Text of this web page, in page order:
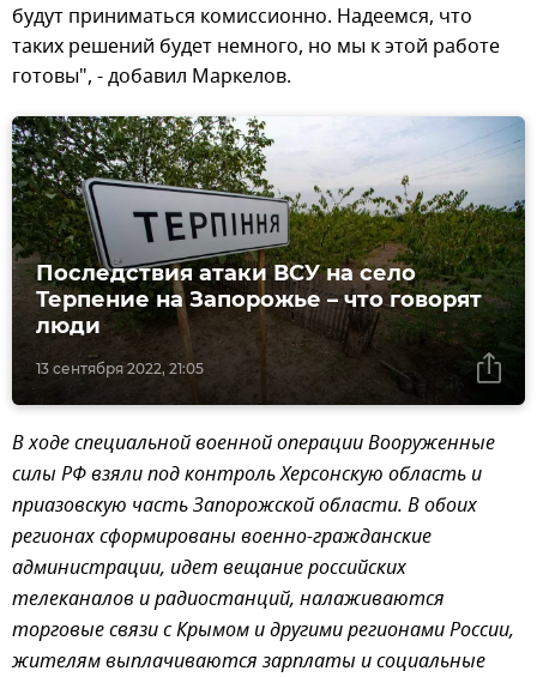
будут приниматься комиссионно. Надеемся, что
таких решений будет немного, но мы к этой работе
готовы", - добавил Маркелов.
13 сентября 2022, 21:05
Последствия атаки ВСУ на село
Терпение на Запорожье – что говорят
люди
В ходе специальной военной операции Вооруженные
силы РФ взяли под контроль Херсонскую область и
приазовскую часть Запорожской области. В обоих
регионах сформированы военно-гражданские
администрации, идет вещание российских
телеканалов и радиостанций, налаживаются
торговые связи с Крымом и другими регионами России,
жителям выплачиваются зарплаты и социальные